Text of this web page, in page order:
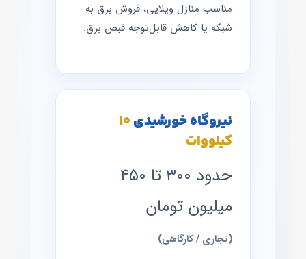
مناسب منازل ویلایی، فروش برق به
شبکه یا کاهش قابل‌توجه قبض برق.
نیروگاه خورشیدی۱۰
کیلووات
حدود ۳۰۰ تا ۴۵۰
میلیون تومان
(تجاری / کارگاهی)